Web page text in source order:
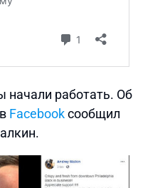
начали работать. Об
Facebookсообщил